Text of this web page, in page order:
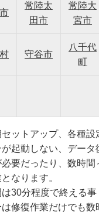
常陸太
田市
常陸大
宮市
守谷市
八千代
町
ットアップ、各種設
起動しない、データ
要だったり、数時間
なります。
30分程度で終える事
修復作業だけでも数